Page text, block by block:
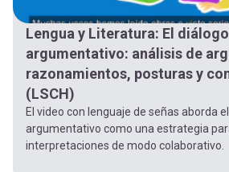
Lengua y Literatura: El diálogo
argumentativo: análisis de
razonamientos, posturas y
(LSCH)
El video con lenguaje de señas aborda
argumentativo como una estrategia
interpretaciones de modo colaborativo.